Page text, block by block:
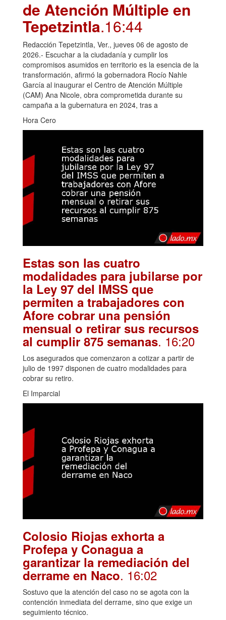
de Atención Múltiple en
Tepetzintla.16:44
Redacción Tepetzintla, Ver., jueves 06 de agosto de
2026.- Escuchar a la ciudadanía y cumplir los
compromisos asumidos en territorio es la esencia de la
transformación, afirmó la gobernadora Rocío Nahle
García al inaugurar el Centro de Atención Múltiple
(CAM) Ana Nicole, obra comprometida durante su
campaña a la gubernatura en 2024, tras a
Hora Cero
Estas son las cuatro
modalidades para jubilarse por
la Ley 97 del IMSS que
permiten a trabajadores con
Afore cobrar una pensión
mensual o retirar sus recursos
al cumplir 875 semanas. 16:20
Los asegurados que comenzaron a cotizar a partir de
julio de 1997 disponen de cuatro modalidades para
cobrar su retiro.
El Imparcial
Colosio Riojas exhorta a
Profepa y Conagua a
garantizar la remediación del
derrame en Naco. 16:02
Sostuvo que la atención del caso no se agota con la
contención inmediata del derrame, sino que exige un
seguimiento técnico.